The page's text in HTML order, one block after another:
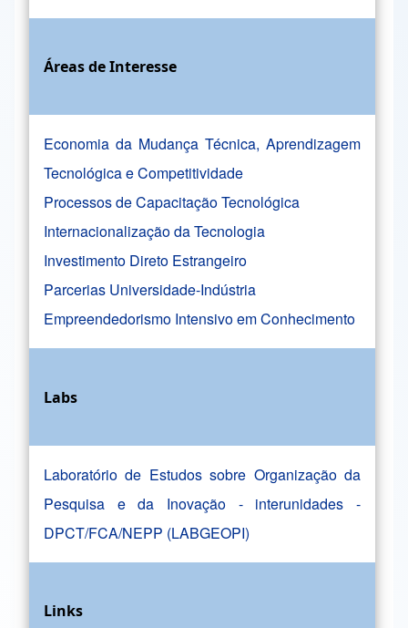
Áreas de Interesse
Economia da Mudança Técnica, Aprendizagem
Tecnológica e Competitividade
Processos de Capacitação Tecnológica
Internacionalização da Tecnologia
Investimento Direto Estrangeiro
Parcerias Universidade-Indústria
Empreendedorismo Intensivo em Conhecimento
Labs
Laboratório de Estudos sobre Organização da
Pesquisa e da Inovação - interunidades -
DPCT/FCA/NEPP (LABGEOPI)
Links